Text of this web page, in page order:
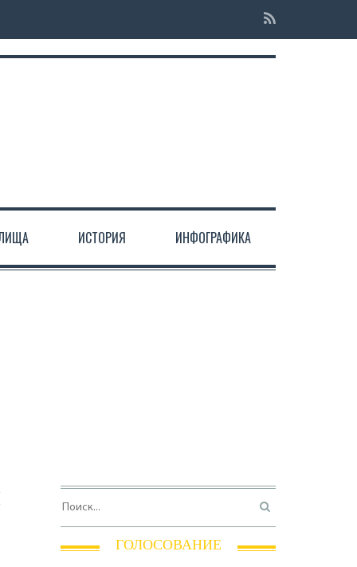
ИСТОРИЯ ИНФОГРАФИКА
ГОЛОСОВАНИЕ